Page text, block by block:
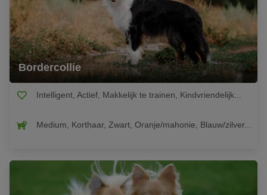
Bordercollie
Intelligent, Actief, Makkelijk te trainen, Kindvriendelijk...
Medium, Korthaar, Zwart, Oranje/mahonie, Blauw/zilver...